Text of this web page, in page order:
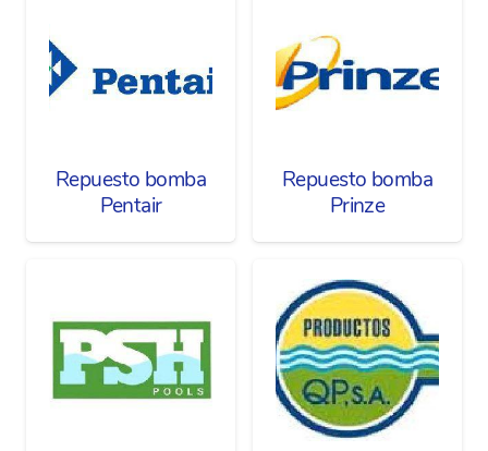
Repuesto bomba
Pentair
Repuesto bomba
Prinze